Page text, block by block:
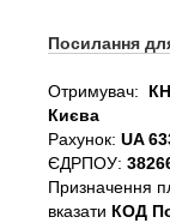
Посилання
Отримувач:
Києва
Рахунок: UA
ЄДРПОУ:
Призначення
вказати КОД